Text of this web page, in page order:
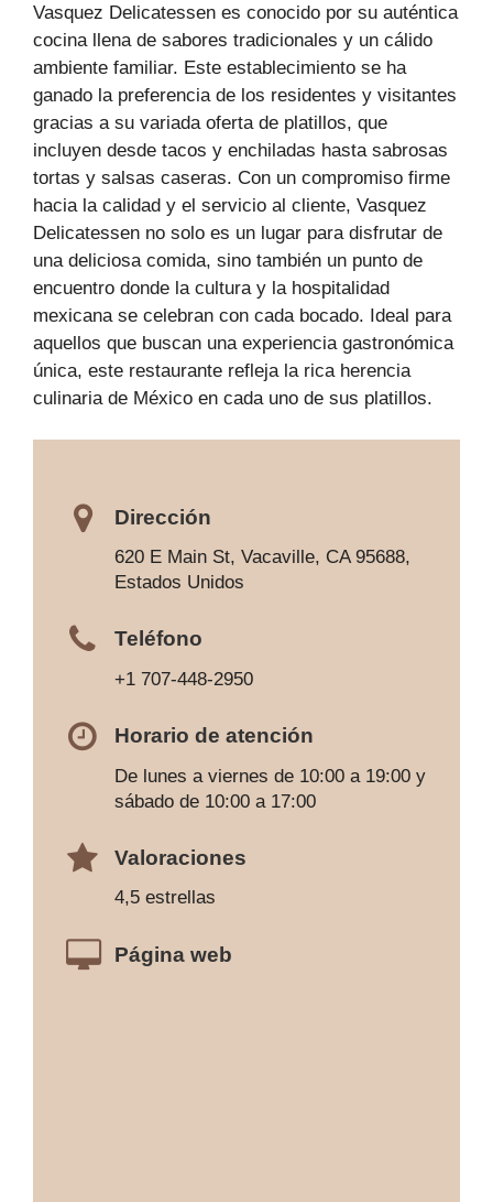
Vasquez Delicatessen es conocido por su auténtica
cocina llena de sabores tradicionales y un cálido
ambiente familiar. Este establecimiento se ha
ganado la preferencia de los residentes y visitantes
gracias a su variada oferta de platillos, que
incluyen desde tacos y enchiladas hasta sabrosas
tortas y salsas caseras. Con un compromiso firme
hacia la calidad y el servicio al cliente, Vasquez
Delicatessen no solo es un lugar para disfrutar de
una deliciosa comida, sino también un punto de
encuentro donde la cultura y la hospitalidad
mexicana se celebran con cada bocado. Ideal para
aquellos que buscan una experiencia gastronómica
única, este restaurante refleja la rica herencia
culinaria de México en cada uno de sus platillos.
Dirección
620 E Main St, Vacaville, CA 95688,
Estados Unidos
Teléfono
+1 707-448-2950
Horario de atención
De lunes a viernes de 10:00 a 19:00 y
sábado de 10:00 a 17:00
Valoraciones
4,5 estrellas
Página web